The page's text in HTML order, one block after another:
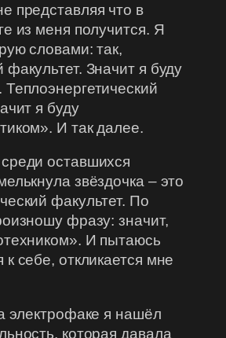
представляя что в
из меня получится. Я
словами: так,
факультет. Значит я буду
я буду
И так далее.
оставшихся
звёздочка – это
факультет. По
фразу: значит,
И пытаюсь
себе, откликается мне
электрофаке я нашёл
которая давала